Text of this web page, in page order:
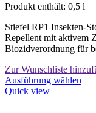
Produkt enthält: 0,5 l
Stiefel RP1 Insekten-
Repellent mit aktivem
Biozidverordnung für
Zur Wunschliste
Ausführung wählen
Quick view